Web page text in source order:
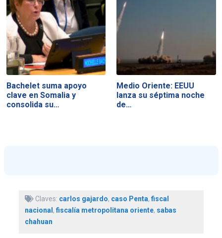
Bachelet suma apoyo
clave en Somalia y
consolida su…
Medio Oriente: EEUU
lanza su séptima noche
de…
Claves: carlos gajardo, caso Penta, fiscal
nacional, fiscalía metropolitana oriente, sabas
chahuan